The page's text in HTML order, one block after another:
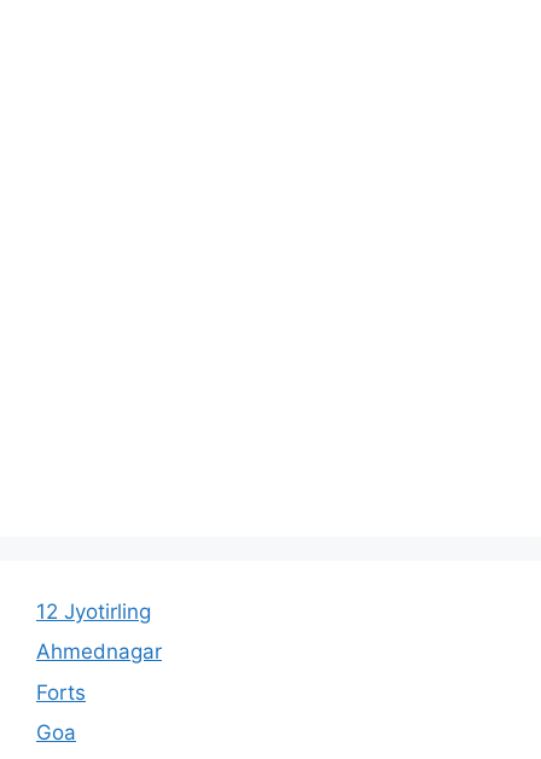
12 Jyotirling
Ahmednagar
Forts
Goa